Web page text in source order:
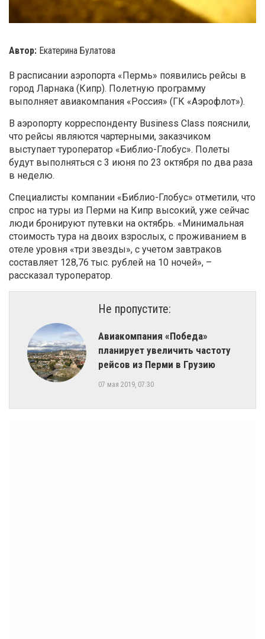
Автор: Екатерина Булатова
В расписании аэропорта «Пермь» появились рейсы в
город Ларнака (Кипр). Полетную программу
выполняет авиакомпания «Россия» (ГК «Аэрофлот»).
В аэропорту корреспонденту Business Class пояснили,
что рейсы являются чартерными, заказчиком
выступает туроператор «Библио-Глобус». Полеты
будут выполняться с 3 июня по 23 октября по два раза
в неделю.
Специалисты компании «Библио-Глобус» отметили, что
спрос на туры из Перми на Кипр высокий, уже сейчас
люди бронируют путевки на октябрь. «Минимальная
стоимость тура на двоих взрослых, с проживанием в
отеле уровня «три звезды», с учетом завтраков
составляет 128,76 тыс. рублей на 10 ночей», –
рассказал туроператор.
Не пропустите:
Авиакомпания «Победа»
планирует увеличить частоту
рейсов из Перми в Грузию
07 мая 2019, 07:30